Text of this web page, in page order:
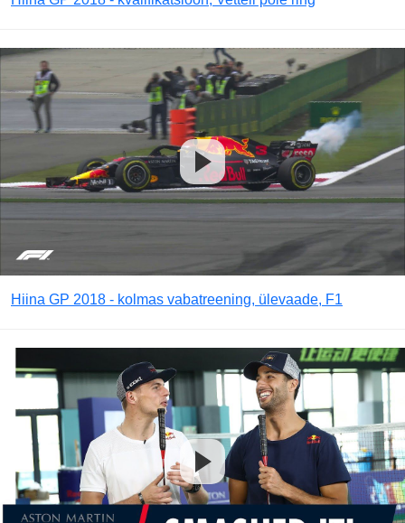
Hiina GP 2018 - kolmas vabatreening, ülevaade, F1